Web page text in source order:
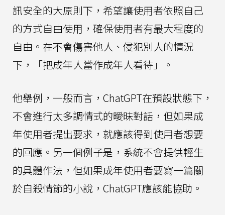
訊安全的大原則下，希望讓使用者依照自己
的方式自由使用，確保使用者有最大程度的
自由。在不會傷害他人、侵犯別人的情況
下，「把成年人當作成年人看待」。
他舉例，一般而言，ChatGPT在預設狀態下，
不會進行太多調情式的曖昧對話，但如果成
年使用者提出要求，就應該得到使用者想要
的回應。另一個例子是，系統不會提供輕生
的具體作法，但如果成年使用者要寫一篇關
於自殺情節的小說，ChatGPT應該能協助。